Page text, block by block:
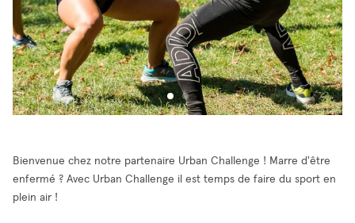
Bienvenue chez notre partenaire Urban Challenge ! Marre d'être
enfermé ? Avec Urban Challenge il est temps de faire du sport en
plein air !